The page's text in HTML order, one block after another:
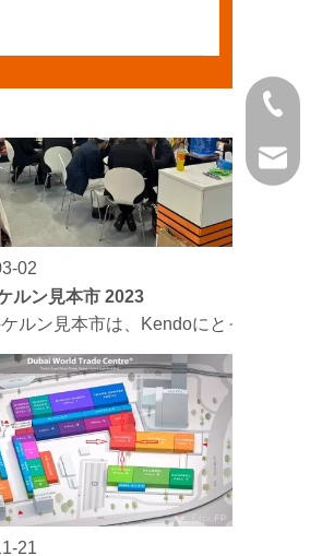
02
ルン見本市 2023
ルン見本市は、Kendoにとって古い
21
+86 21